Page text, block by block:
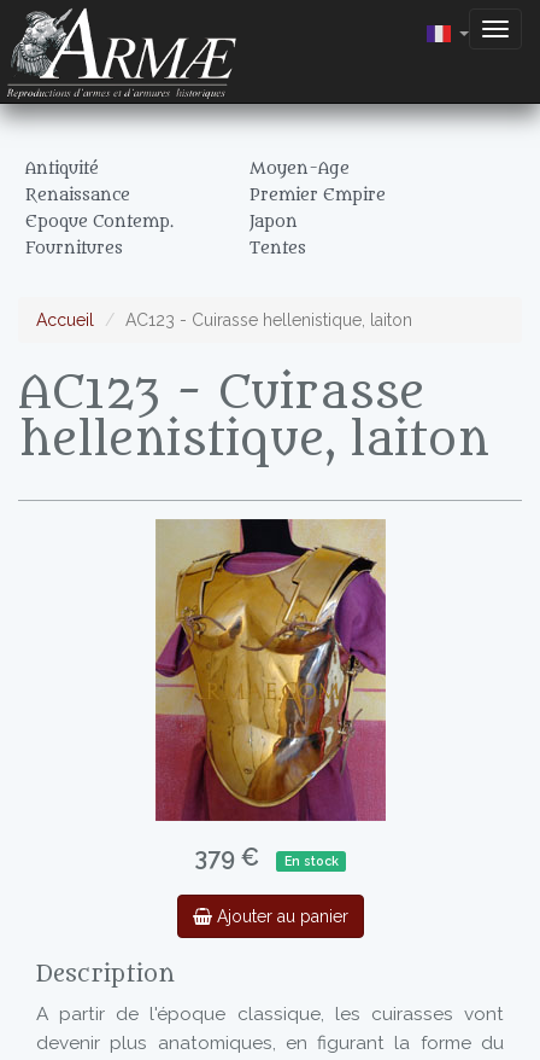
Antiquité
Moyen-Age
Renaissance
Premier Empire
Epoque Contemp.
Japon
Fournitures
Tentes
Accueil AC123 - Cuirasse hellenistique, laiton
AC123 - Cuirasse
hellenistique, laiton
379 € En stock
Ajouter au panier
Description
A partir de l'époque classique, les cuirasses vont
devenir plus anatomiques, en figurant la forme du